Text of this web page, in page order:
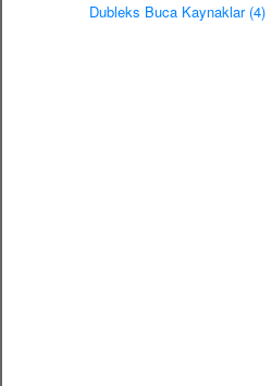
Dubleks Buca Kaynaklar (4)